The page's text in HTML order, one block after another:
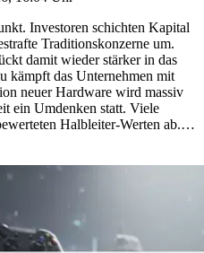
Investoren schichten Kapital
Traditionskonzerne um.
damit wieder stärker in das
kämpft das Unternehmen mit
neuer Hardware wird massiv
ein Umdenken statt. Viele
Halbleiter-Werten ab.…